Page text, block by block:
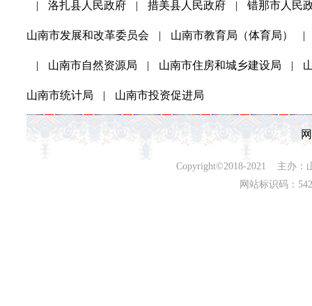
| 洛扎县人民政府 | 措美县人民政府 | 错那市人民
山南市发展和改革委员会 | 山南市教育局（体育局） |
| 山南市自然资源局 | 山南市住房和城乡建设局 |
山南市统计局 | 山南市投资促进局
Copyright©2018-2021 主办：
网站标识码：